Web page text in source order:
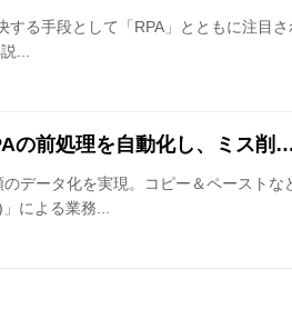
する手段として「RPA」とともに注目
...
の前処理を自動化し、ミス削…
データ化を実現。コピー＆ペーストな
による業務...